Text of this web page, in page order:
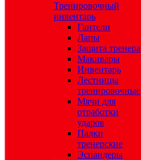
Тренировочный
инвентарь
Гантели
Лапы
Защита тренера
Макивары
Инвентарь
Лестницы
тренировочные
Мячи для
отработки
ударов
Палки
тренерские
Эспандеры